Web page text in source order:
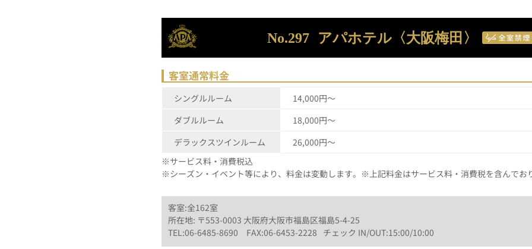
No.297 アパホテル〈大阪梅田〉
客室通常料金
シングルルーム
14,000円～
ダブルルーム
18,000円～
デラックスツインルーム
26,000円～
※サービス料・消費税込
※シーズン・イベント等により、料金は変動します。※上記料金はサービス料・消費税を含んでお
客室:全162室
所在地: 〒553-0003 大阪府大阪市福島区福島5-4-25
TEL:06-6485-8690 FAX:06-6453-2228 チェック IN/OUT:15:00/10:00